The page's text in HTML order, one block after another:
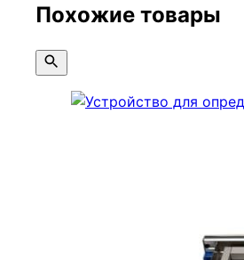
Похожие товары